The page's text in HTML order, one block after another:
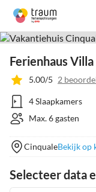
Ferienhaus
5.00/5 2
4 Slaapkamers
Max. 6 gasten
CinqualeBekijk op
Selecteer data